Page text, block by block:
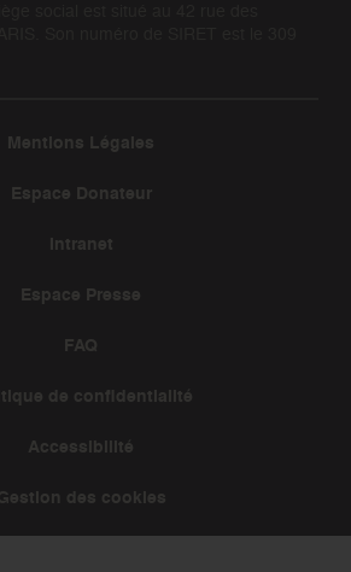
Mentions Légales
Espace Donateur
Intranet
Espace Presse
FAQ
de confidentialité
Accessibilité
des cookies